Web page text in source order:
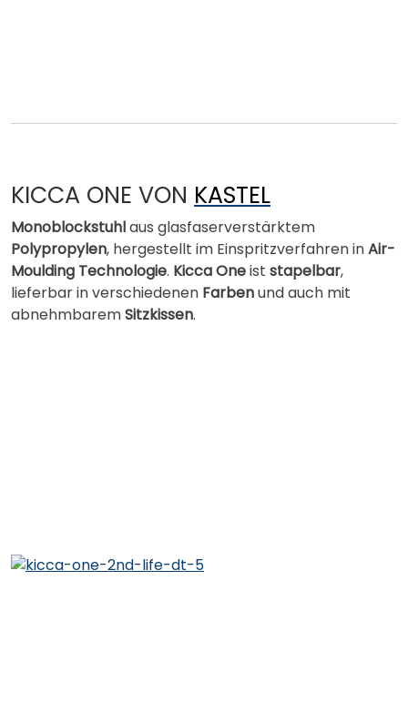
KICCA ONE VON KASTEL
Monoblockstuhlaus glasfaserverstärktem
Polypropylen, hergestellt im Einspritzverfahren inAir-
Moulding Technologie. Kicca Oneist stapelbar,
lieferbar in verschiedenen Farbenund auch mit
abnehmbaremSitzkissen.